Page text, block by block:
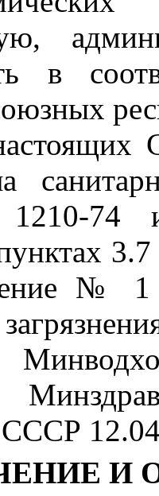
в
74 и
3.7
№ 1
И